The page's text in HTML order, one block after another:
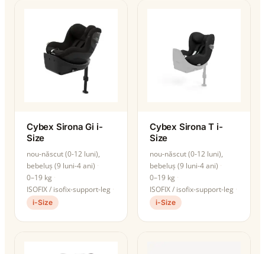
Cybex Sirona Gi i-
Size
nou-născut (0-12 luni),
bebeluș (9 luni-4 ani)
0–19 kg
ISOFIX / isofix-support-leg
i-Size
Cybex Sirona T i-
Size
nou-născut (0-12 luni),
bebeluș (9 luni-4 ani)
0–19 kg
ISOFIX / isofix-support-leg
i-Size